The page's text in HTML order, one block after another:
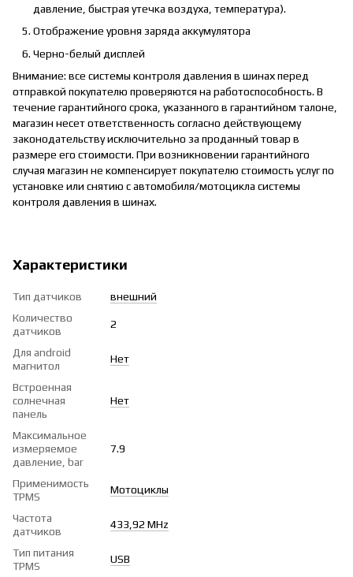
давление, быстрая утечка воздуха, температура).
Отображение уровня заряда аккумулятора
Черно-белый дисплей
Внимание: все системы контроля давления в шинах перед
отправкой покупателю проверяются на работоспособность. В
течение гарантийного срока, указанного в гарантийном талоне,
магазин несет ответственность согласно действующему
законодательству исключительно за проданный товар в
размере его стоимости. При возникновении гарантийного
случая магазин не компенсирует покупателю стоимость услуг по
установке или снятию с автомобиля/мотоцикла системы
контроля давления в шинах.
Характеристики
Тип датчиков
внешний
Количество
датчиков
2
Для android
магнитол
Нет
Встроенная
солнечная
панель
Нет
Максимальное
измеряемое
давление, bar
7.9
Применимость
TPMS
Мотоциклы
Частота
датчиков
433,92 MHz
Тип питания
TPMS
USB